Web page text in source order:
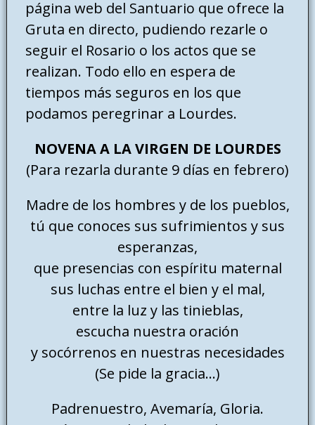
página web del Santuario que ofrece la
Gruta en directo, pudiendo rezarle o
seguir el Rosario o los actos que se
realizan. Todo ello en espera de
tiempos más seguros en los que
podamos peregrinar a Lourdes.
NOVENA A LA VIRGEN DE LOURDES
(Para rezarla durante 9 días en febrero)
Madre de los hombres y de los pueblos,
tú que conoces sus sufrimientos y sus
esperanzas,
que presencias con espíritu maternal
sus luchas entre el bien y el mal,
entre la luz y las tinieblas,
escucha nuestra oración
y socórrenos en nuestras necesidades
(Se pide la gracia…)
Padrenuestro, Avemaría, Gloria.